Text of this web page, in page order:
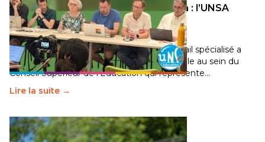
Transition écologique de l’éducation : l’UNSA
Éducation fait bouger les lignes
30 juin 2026-National
Pendant plusieurs mois, un groupe de travail spécialisé a
travaillé sur la transition écologique de l’Ecole au sein du
Conseil Supérieur de l’Éducation qui représente…
Lire la suite →